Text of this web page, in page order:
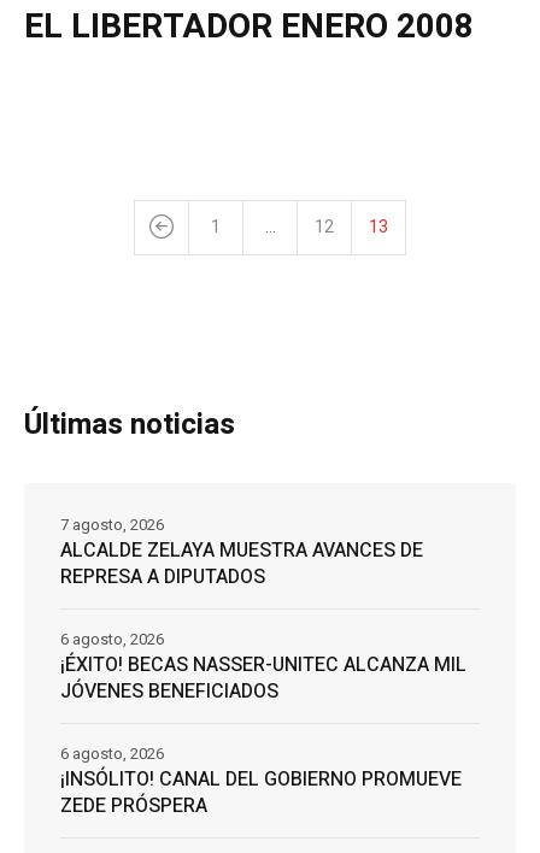
EL LIBERTADOR ENERO 2008
1 … 12 13
Últimas noticias
ALCALDE ZELAYA MUESTRA AVANCES DE
REPRESA A DIPUTADOS
7 agosto, 2026
¡ÉXITO! BECAS NASSER-UNITEC ALCANZA MIL
JÓVENES BENEFICIADOS
6 agosto, 2026
¡INSÓLITO! CANAL DEL GOBIERNO PROMUEVE
ZEDE PRÓSPERA
6 agosto, 2026